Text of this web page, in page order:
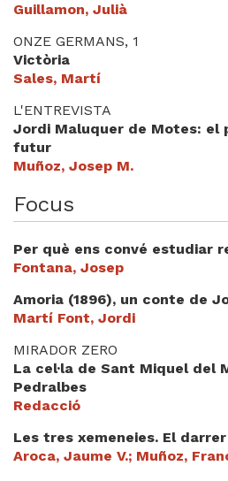
Guillamon, Julià
ONZE GERMANS, 1
Victòria
Sales, Martí
L'ENTREVISTA
Jordi Maluquer de Motes: el
futur
Muñoz, Josep M.
Focus
Per què ens convé estudiar
Fontana, Josep
Amoria (1896), un conte de
Martí Font, Jordi
MIRADOR ZERO
La cel·la de Sant Miquel del
Pedralbes
Redacció
Les tres xemeneies. El
Aroca, Jaume V.; Muñoz,